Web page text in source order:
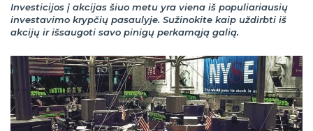
Investicijos į akcijas šiuo metu yra viena iš populiariausių
investavimo krypčių pasaulyje. Sužinokite kaip uždirbti iš
akcijų ir išsaugoti savo pinigų perkamąją galią.